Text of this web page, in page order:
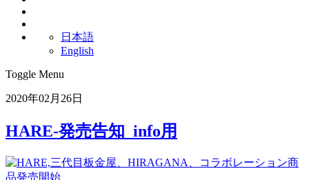
日本語
English
Toggle Menu
2020年02月26日
HARE-発売告知_info用